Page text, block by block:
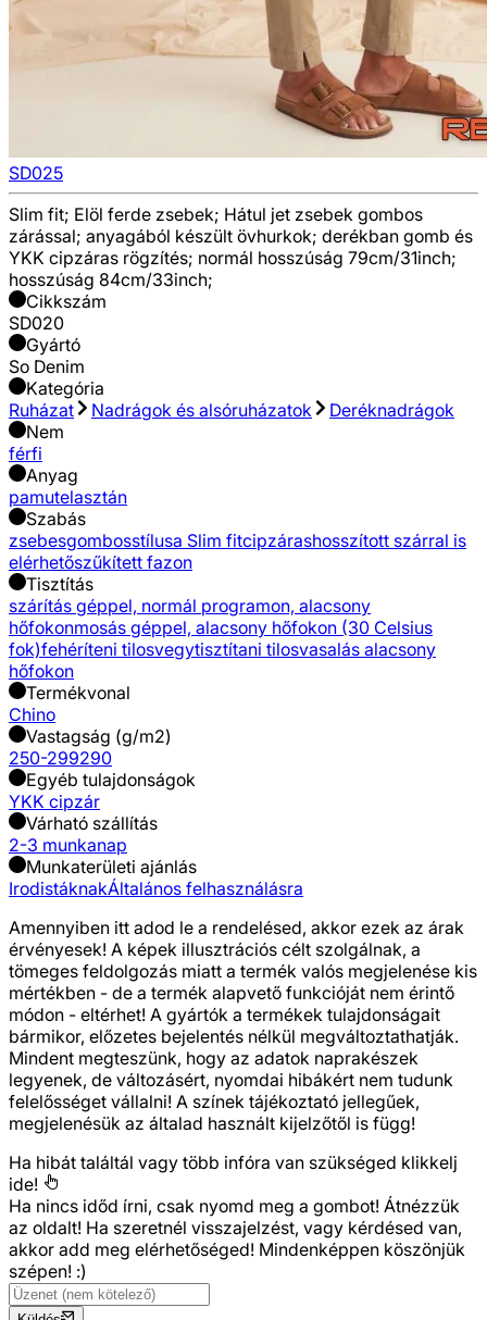
SD025
Slim fit; Elöl ferde zsebek; Hátul jet zsebek gombos
zárással; anyagából készült övhurkok; derékban gomb és
YKK cipzáras rögzítés; normál hosszúság 79cm/31inch;
hosszúság 84cm/33inch;
Cikkszám
SD020
Gyártó
So Denim
Kategória
Ruházat
Nadrágok és alsóruházatok
Deréknadrágok
Nem
férfi
Anyag
pamutelasztán
Szabás
zsebesgombosstílusa Slim fitcipzárashosszított szárral is
elérhetőszűkített fazon
Tisztítás
szárítás géppel, normál programon, alacsony
hőfokonmosás géppel, alacsony hőfokon (30 Celsius
fok)fehéríteni tilosvegytisztítani tilosvasalás alacsony
hőfokon
Termékvonal
Chino
Vastagság (g/m2)
250-299290
Egyéb tulajdonságok
YKK cipzár
Várható szállítás
2-3 munkanap
Munkaterületi ajánlás
IrodistáknakÁltalános felhasználásra
Amennyiben itt adod le a rendelésed, akkor ezek az árak
érvényesek! A képek illusztrációs célt szolgálnak, a
tömeges feldolgozás miatt a termék valós megjelenése kis
mértékben - de a termék alapvető funkcióját nem érintő
módon - eltérhet! A gyártók a termékek tulajdonságait
bármikor, előzetes bejelentés nélkül megváltoztathatják.
Mindent megteszünk, hogy az adatok naprakészek
legyenek, de változásért, nyomdai hibákért nem tudunk
felelősséget vállalni! A színek tájékoztató jellegűek,
megjelenésük az általad használt kijelzőtől is függ!
Ha hibát találtál vagy több infóra van szükséged klikkelj
ide!
Ha nincs időd írni, csak nyomd meg a gombot! Átnézzük
az oldalt! Ha szeretnél visszajelzést, vagy kérdésed van,
akkor add meg elérhetőséged! Mindenképpen köszönjük
szépen! :)